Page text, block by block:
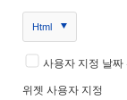
Html
사용자 지정 날짜
위젯 사용자 지정